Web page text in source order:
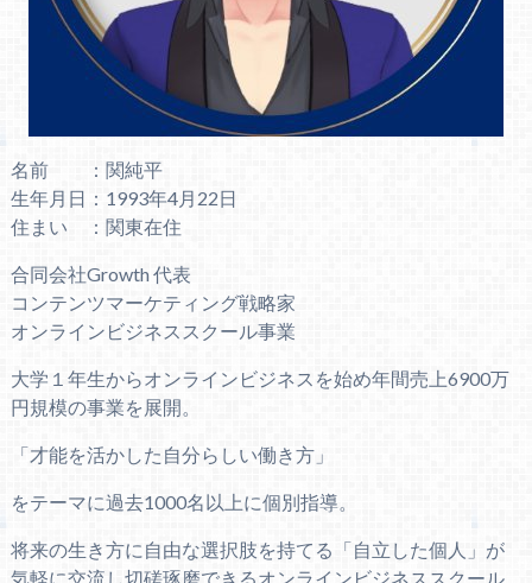
名前 ：関純平
生年月日：1993年4月22日
住まい ：関東在住
合同会社Growth 代表
コンテンツマーケティング戦略家
オンラインビジネススクール事業
大学１年生からオンラインビジネスを始め年間売上6900万
円規模の事業を展開。
「才能を活かした自分らしい働き方」
をテーマに過去1000名以上に個別指導。
将来の生き方に自由な選択肢を持てる「自立した個人」が
気軽に交流し切磋琢磨できるオンラインビジネススクール